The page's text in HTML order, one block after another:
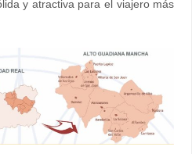
y atractiva para el viajero más